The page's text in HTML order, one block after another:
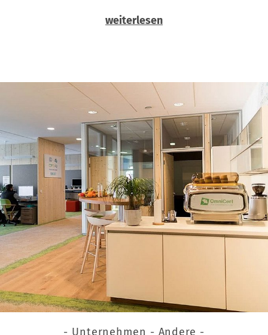
weiterlesen
- Unternehmen - Andere -